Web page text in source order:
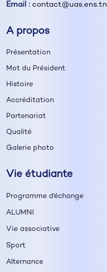
Email : contact@uas.ens.tn
A propos
Présentation
Mot du Président
Histoire
Accréditation
Partenariat
Qualité
Galerie photo
Vie étudiante
Programme d'échange
ALUMNI
Vie associative
Sport
Alternance